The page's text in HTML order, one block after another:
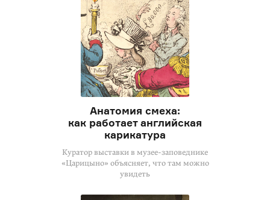
Анатомия смеха:
как работает английская
карикатура
Куратор выставки в музее-заповеднике
«Царицыно» объясняет, что там можно
увидеть